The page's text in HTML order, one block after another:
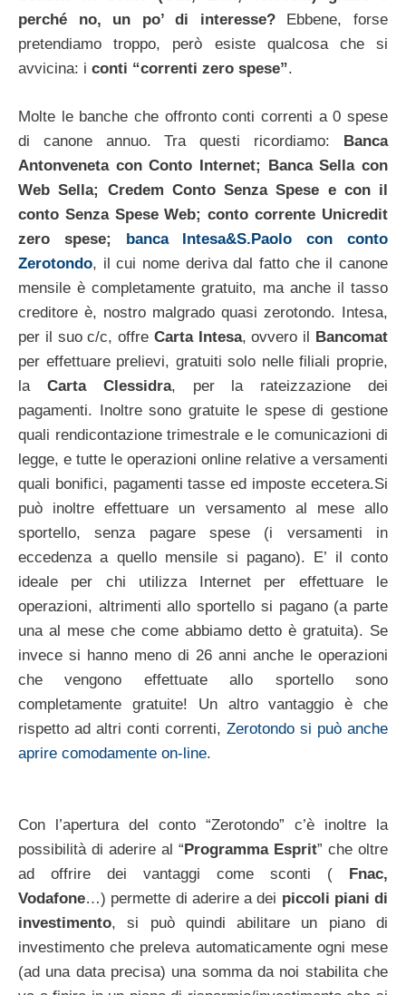
perché no, un po’ di interesse?Ebbene, forse
pretendiamo troppo, però esiste qualcosa che si
avvicina: i conti “correnti zero spese”.
Molte le banche che offronto conti correnti a 0 spese
di canone annuo. Tra questi ricordiamo: Banca
Antonveneta con Conto Internet; Banca Sella con
Web Sella; Credem Conto Senza Spese e con il
conto Senza Spese Web; conto corrente Unicredit
zero spese; banca Intesa&S.Paolo con conto
Zerotondo, il cui nome deriva dal fatto che il canone
mensile è completamente gratuito, ma anche il tasso
creditore è, nostro malgrado quasi zerotondo. Intesa,
per il suo c/c, offre Carta Intesa, ovvero il Bancomat
per effettuare prelievi, gratuiti solo nelle filiali proprie,
la Carta Clessidra, per la rateizzazione dei
pagamenti. Inoltre sono gratuite le spese di gestione
quali rendicontazione trimestrale e le comunicazioni di
legge, e tutte le operazioni online relative a versamenti
quali bonifici, pagamenti tasse ed imposte eccetera.Si
può inoltre effettuare un versamento al mese allo
sportello, senza pagare spese (i versamenti in
eccedenza a quello mensile si pagano). E’ il conto
ideale per chi utilizza Internet per effettuare le
operazioni, altrimenti allo sportello si pagano (a parte
una al mese che come abbiamo detto è gratuita). Se
invece si hanno meno di 26 anni anche le operazioni
che vengono effettuate allo sportello sono
completamente gratuite! Un altro vantaggio è che
rispetto ad altri conti correnti, Zerotondo si può anche
aprire comodamente on-line.
Con l’apertura del conto “Zerotondo” c’è inoltre la
possibilità di aderire al “ Programma Esprit” che oltre
ad offrire dei vantaggi come sconti (
Fnac,
Vodafone…) permette di aderire a dei piccoli piani di
investimento, si può quindi abilitare un piano di
investimento che preleva automaticamente ogni mese
(ad una data precisa) una somma da noi stabilita che